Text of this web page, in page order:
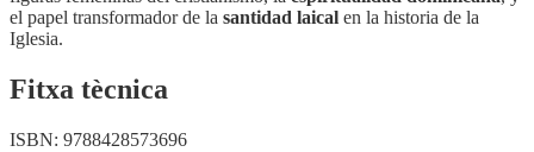
el papel transformador de la santidad laical en la historia de la
Iglesia.
Fitxa tècnica
ISBN: 9788428573696